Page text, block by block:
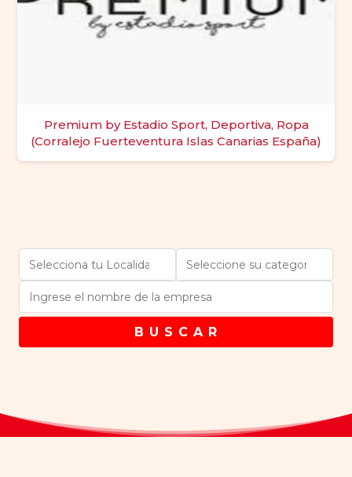
Premium by Estadio Sport, Deportiva, Ropa
(Corralejo Fuerteventura Islas Canarias España)
B U S C A R